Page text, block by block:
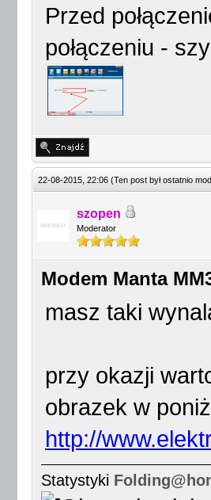
Przed
połączeniu -
22-08-2015, 22:06 (Ten post był ostatnio
szopen
Moderator
Modem Manta
masz taki
przy okazji
obrazek w
http://
Statystyki